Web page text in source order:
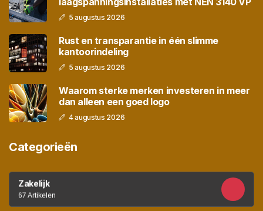
5 augustus 2026
Rust en transparantie in één slimme
kantoorindeling
5 augustus 2026
Waarom sterke merken investeren in meer
dan alleen een goed logo
4 augustus 2026
Categorieën
Zakelijk
67 Artikelen